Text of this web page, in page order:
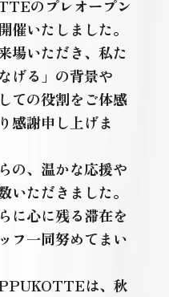
のプレオープン
催いたしました。
場いただき、私た
げる」の背景や
ての役割をご体感
感謝申し上げま
の、温かな応援や
いただきました。
に心に残る滞在を
フ一同努めてまい
は、秋